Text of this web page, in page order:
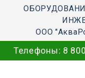
ООО
Телефоны: 8